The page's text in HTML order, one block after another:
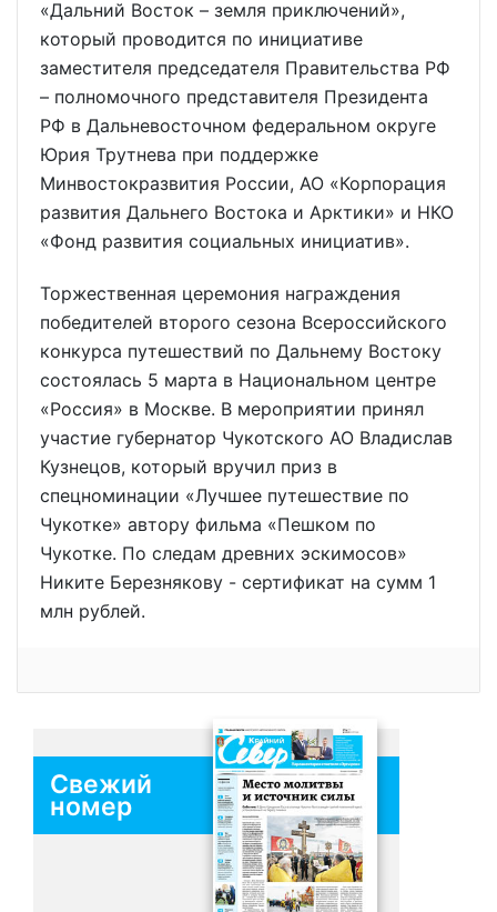
«Дальний Восток – земля приключений»,
который проводится по инициативе
заместителя председателя Правительства РФ
– полномочного представителя Президента
РФ в Дальневосточном федеральном округе
Юрия Трутнева при поддержке
Минвостокразвития России, АО «Корпорация
развития Дальнего Востока и Арктики» и НКО
«Фонд развития социальных инициатив».
Торжественная церемония награждения
победителей второго сезона Всероссийского
конкурса путешествий по Дальнему Востоку
состоялась 5 марта в Национальном центре
«Россия» в Москве. В мероприятии принял
участие губернатор Чукотского АО Владислав
Кузнецов, который вручил приз в
спецноминации «Лучшее путешествие по
Чукотке» автору фильма «Пешком по
Чукотке. По следам древних эскимосов»
Никите Березнякову - сертификат на сумм 1
млн рублей.
Свежий
номер